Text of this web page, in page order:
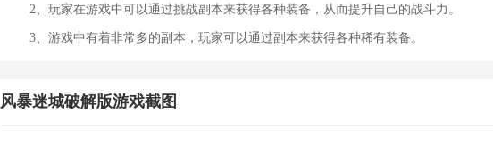
2、玩家在游戏中可以通过挑战副本来获得各种装备，从而提升自己的战斗力。
3、游戏中有着非常多的副本，玩家可以通过副本来获得各种稀有装备。
风暴迷城破解版游戏截图